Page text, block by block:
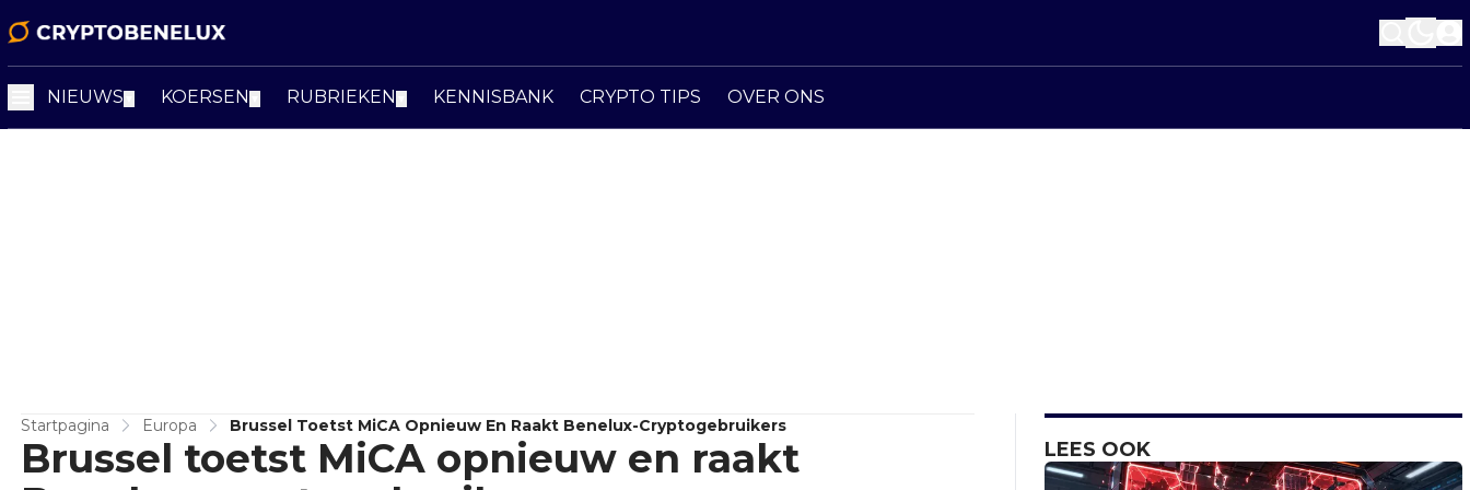
NIEUWS KOERSEN RUBRIEKEN KENNISBANK CRYPTO TIPS OVER ONS
Startpagina Europa Brussel Toetst MiCA Opnieuw En Raakt Benelux-Cryptogebruikers
Brussel toetst MiCA opnieuw en raakt
LEES OOK